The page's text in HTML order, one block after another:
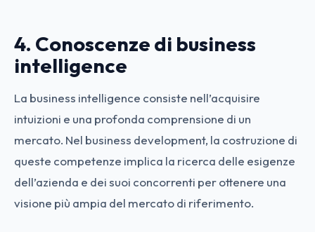
4. Conoscenze di business
intelligence
La business intelligence consiste nell’acquisire
intuizioni e una profonda comprensione di un
mercato. Nel business development, la costruzione di
queste competenze implica la ricerca delle esigenze
dell’azienda e dei suoi concorrenti per ottenere una
visione più ampia del mercato di riferimento.